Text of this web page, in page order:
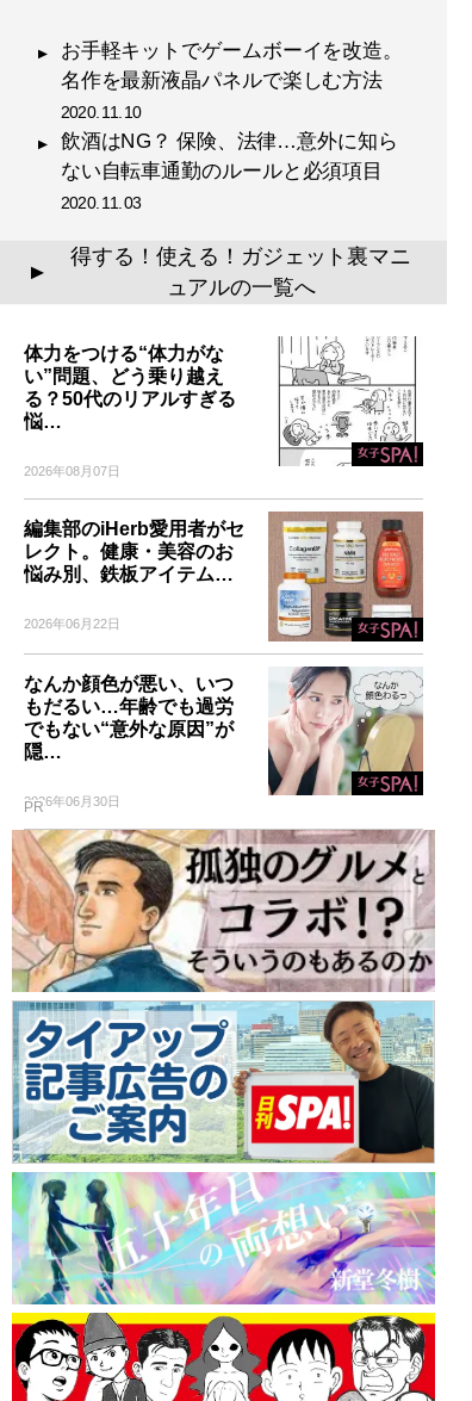
お手軽キットでゲームボーイを改造。
名作を最新液晶パネルで楽しむ方法
2020.11.10
飲酒はNG？ 保険、法律…意外に知ら
ない自転車通勤のルールと必須項目
2020.11.03
▲
得する！使える！ガジェット裏マニ
ュアルの一覧へ
体力をつける“体力がな
い”問題、どう乗り越え
る？50代のリアルすぎる
悩…
2026年08月07日
編集部のiHerb愛用者がセ
レクト。健康・美容のお
悩み別、鉄板アイテム…
2026年06月22日
なんか顔色が悪い、いつ
もだるい…年齢でも過労
でもない“意外な原因”が
隠…
2026年06月30日
PR